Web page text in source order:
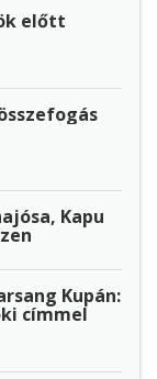
előtt
Kapu
Kupán:
címmel